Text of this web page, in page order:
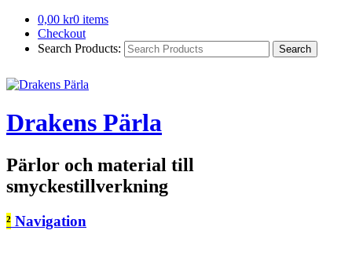
0,00 kr0 items
Checkout
Search Products:
Drakens Pärla
Pärlor och material till
smyckestillverkning
² Navigation